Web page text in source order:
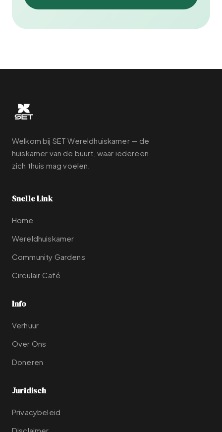
Welkom bij SET Wereldhuiskamer — de
huiskamer van de buurt, waar iedereen
zich thuis mag voelen.
Snelle Link
Home
Wereldhuiskamer
Community Gardens
Circulair Café
Info
Verhuur
Over Ons
Doneren
Juridisch
Privacybeleid